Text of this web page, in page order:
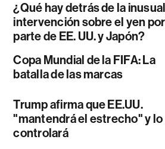
¿Qué hay detrás de la inusual
intervención sobre el yen por
parte de EE. UU. y Japón?
Copa Mundial de la FIFA: La
batalla de las marcas
Trump afirma que EE.UU.
"mantendrá el estrecho" y lo
controlará